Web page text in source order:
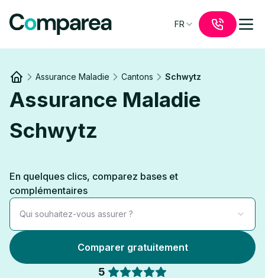
FR
Assurance Maladie Cantons Schwytz
Assurance Maladie
Schwytz
En quelques clics, comparez bases et
complémentaires
Qui souhaitez-vous assurer ?
Comparer gratuitement
5